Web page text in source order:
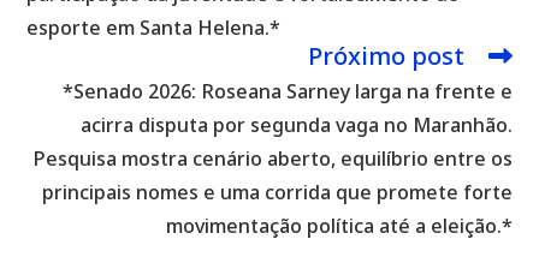
esporte em Santa Helena.*
Próximo post
*Senado 2026: Roseana Sarney larga na frente e
acirra disputa por segunda vaga no Maranhão.
Pesquisa mostra cenário aberto, equilíbrio entre os
principais nomes e uma corrida que promete forte
movimentação política até a eleição.*